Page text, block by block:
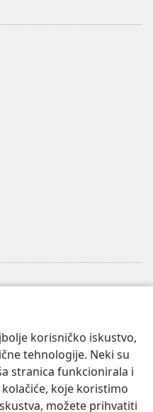
korisničko iskustvo,
tehnologije. Neki su
stranica funkcionirala i
koje koristimo
možete prihvatiti